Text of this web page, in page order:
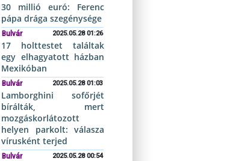
30 millió euró: Ferenc
pápa drága szegénysége
Bulvár 2025.05.28 01:26
17 holttestet találtak
egy elhagyatott házban
Mexikóban
Bulvár 2025.05.28 01:03
Lamborghini sofőrjét
bírálták, mert
mozgáskorlátozott
helyen parkolt: válasza
vírusként terjed
Bulvár 2025.05.28 00:54